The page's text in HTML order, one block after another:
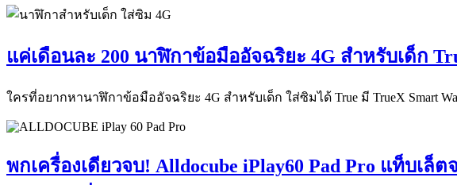
แค่เดือนละ 200 นาฬิกาข้อมืออัจฉริยะ 4G สำหรับเด็ก
ใครที่อยากหานาฬิกาข้อมืออัจฉริยะ 4G สำหรับเด็ก ใส่ซิมได้ True มี TrueX Smart
พกเครื่องเดียวจบ! Alldocube iPlay60 Pad Pro แท็บเ